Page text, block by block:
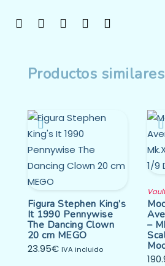
Productos similares
Figura Stephen King’s
It 1990 Pennywise
The Dancing Clown
20 cm MEGO
23.95€ IVA incluido
–